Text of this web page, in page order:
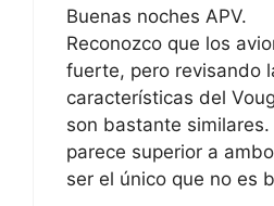
Buenas noches APV.
Reconozco que los
fuerte, pero revisando
características del
son bastante
parece superior a
ser el único que no es